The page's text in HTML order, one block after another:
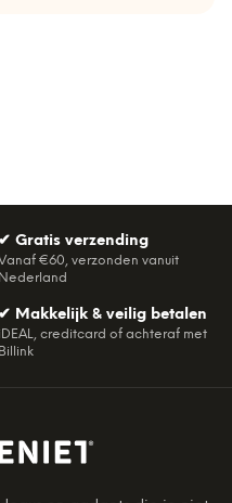
✔ Gratis verzending
€60, verzonden vanuit
Nederland
✔ Makkelijk & veilig betalen
iDEAL, creditcard of achteraf met
Billink